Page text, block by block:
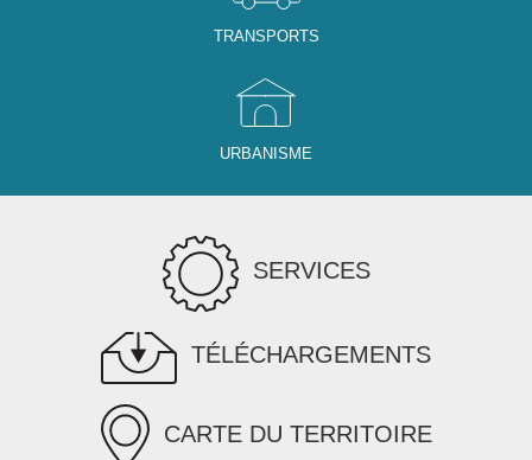
TRANSPORTS
URBANISME
SERVICES
TÉLÉCHARGEMENTS
CARTE DU TERRITOIRE